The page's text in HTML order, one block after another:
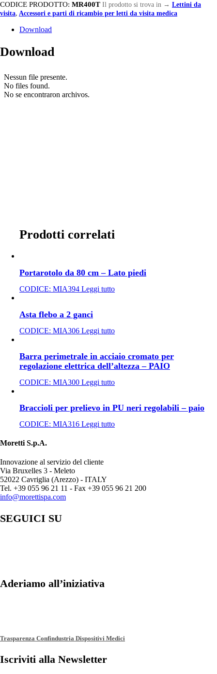
CODICE PRODOTTO: MR400T Il prodotto si trova in → Lettini da
visita, Accessori e parti di ricambio per letti da visita medica
Download
Download
Prodotti correlati
Portarotolo da 80 cm – Lato piedi
CODICE: MIA394 Leggi tutto
Asta flebo a 2 ganci
CODICE: MIA306 Leggi tutto
Barra perimetrale in acciaio cromato per
regolazione elettrica dell’altezza – PAIO
CODICE: MIA300 Leggi tutto
Braccioli per prelievo in PU neri regolabili – paio
CODICE: MIA316 Leggi tutto
Moretti S.p.A.
Innovazione al servizio del cliente
Via Bruxelles 3 - Meleto
52022 Cavriglia (Arezzo) - ITALY
Tel. +39 055 96 21 11 - Fax +39 055 96 21 200
info@morettispa.com
SEGUICI SU
Aderiamo all’iniziativa
Trasparenza Confindustria Dispositivi Medici
Iscriviti alla Newsletter